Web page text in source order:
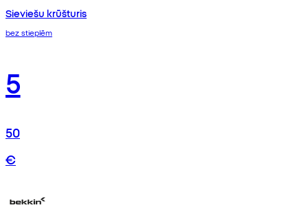
Sieviešu krūšturis
bez stieplēm
5
50
€